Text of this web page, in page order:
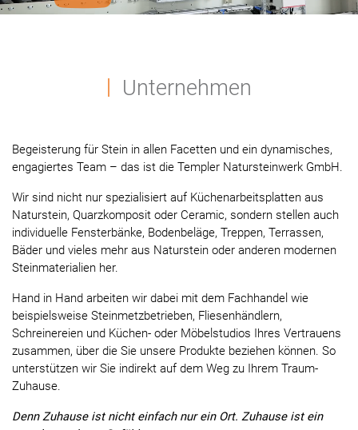
Unternehmen
Begeisterung für Stein in allen Facetten und ein dynamisches,
engagiertes Team – das ist die Templer Natursteinwerk GmbH.
Wir sind nicht nur spezialisiert auf Küchenarbeitsplatten aus
Naturstein, Quarzkomposit oder Ceramic, sondern stellen auch
individuelle Fensterbänke, Bodenbeläge, Treppen, Terrassen,
Bäder und vieles mehr aus Naturstein oder anderen modernen
Steinmaterialien her.
Hand in Hand arbeiten wir dabei mit dem Fachhandel wie
beispielsweise Steinmetzbetrieben, Fliesenhändlern,
Schreinereien und Küchen- oder Möbelstudios Ihres Vertrauens
zusammen, über die Sie unsere Produkte beziehen können. So
unterstützen wir Sie indirekt auf dem Weg zu Ihrem Traum-
Zuhause.
Denn Zuhause ist nicht einfach nur ein Ort. Zuhause ist ein